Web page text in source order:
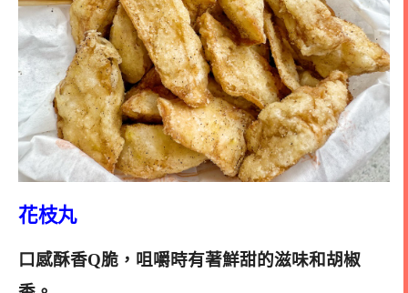
花枝丸
口感酥香Q脆，咀嚼時有著鮮甜的滋味和胡椒